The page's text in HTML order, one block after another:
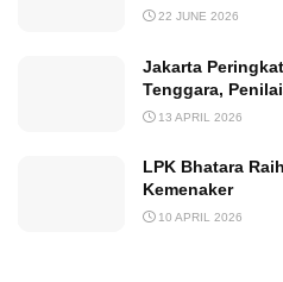
22 JUNE 2026
Jakarta
Tenggara,
13 APRIL 2026
LPK Bhatara
Kemenaker
10 APRIL 2026